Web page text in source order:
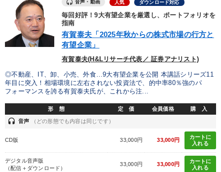
音声・動画 人気 ダウンロード対応
毎回好評！9大有望企業を厳選し、ポートフォリオを
指南
有賀泰夫「2025年秋からの株式市場の行方と
有望企業」
有賀泰夫(H&Lリサーチ代表／ 証券アナリスト)
◎不動産、IT、卸、小売、外食…9大有望企業を公開 本講話シリーズ11
年目に突入！相場環境に左右されない投資法で、的中率80％強のパ
フォーマンスを誇る有賀泰夫氏が、これから注...
形 態 定 価 会員価格 購 入
headset 音声 （どの形態でも内容は同じです）
CD版 33,000円 33,000円
カートに
入れる
デジタル音声版
（配信＋ダウンロード）
33,000円 33,000円
カートに
入れる